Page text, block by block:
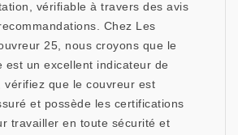
vérifiable à travers des avis
Chez Les
25, nous croyons que le
est un excellent indicateur de
vérifiez que le couvreur est
et possède les certifications
travailler en toute sécurité et